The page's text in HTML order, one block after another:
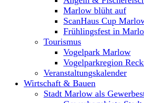
Marlow blüht auf
ScanHaus Cup
Frühlingsfest in
Tourismus
Vogelpark Marlow
Vogelparkregion
Veranstaltungskalender
Wirtschaft & Bauen
Stadt Marlow als